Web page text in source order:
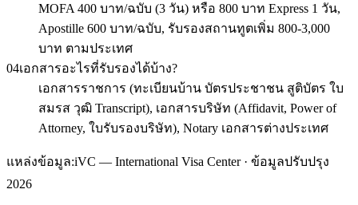
MOFA 400 บาท/ฉบับ (3 วัน) หรือ 800 บาท Express 1 วัน,
Apostille 600 บาท/ฉบับ, รับรองสถานทูตเพิ่ม 800-3,000
บาท ตามประเทศ
04เอกสารอะไรที่รับรองได้บ้าง?
เอกสารราชการ (ทะเบียนบ้าน บัตรประชาชน สูติบัตร ใบ
สมรส วุฒิ Transcript), เอกสารบริษัท (Affidavit, Power of
Attorney, ใบรับรองบริษัท), Notary เอกสารต่างประเทศ
แหล่งข้อมูล:iVC — International Visa Center · ข้อมูลปรับปรุง
2026